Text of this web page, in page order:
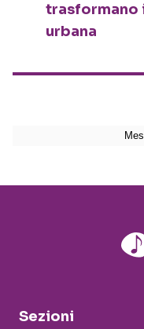
trasformano
urbana
Sezioni